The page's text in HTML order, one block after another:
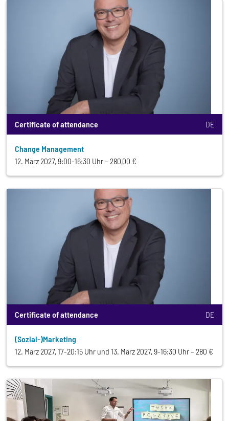
Certificate of attendance DE
Change Management
12. März 2027, 9:00-16:30 Uhr
280,00 €
Certificate of attendance DE
(Sozial-)Marketing
12. März 2027, 17-20:15 Uhr und 13. März 2027, 9-16:30 Uhr
280 €